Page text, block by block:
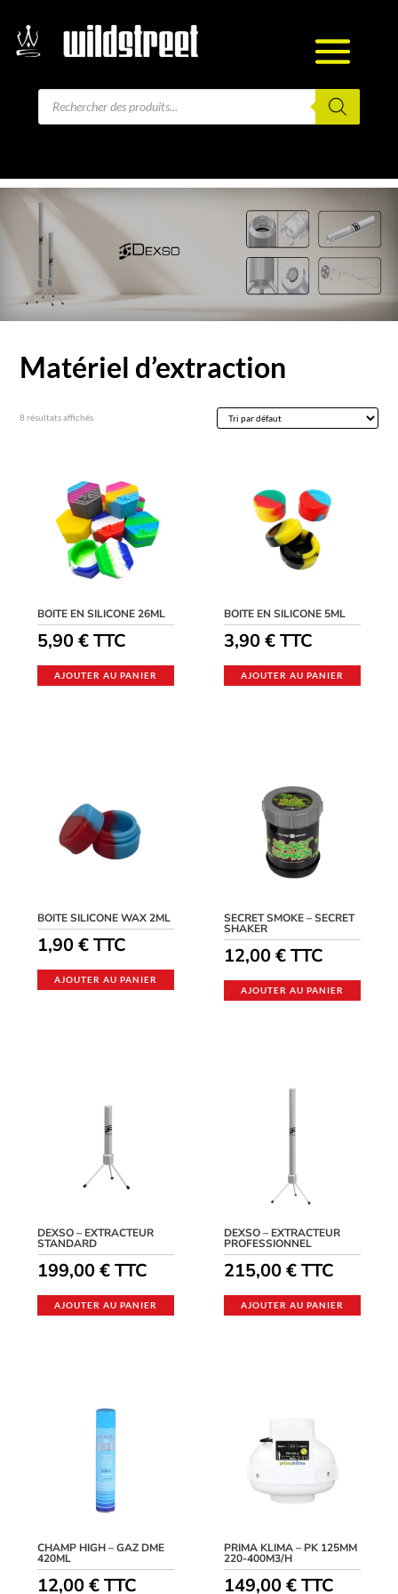
Recherche
Matériel d’extraction
8 résultats affichés
BOITE EN SILICONE 26ML
5,90€ TTC
AJOUTER AU PANIER
BOITE EN SILICONE 5ML
3,90€TTC
AJOUTER AU PANIER
BOITE SILICONE WAX 2ML
1,90€ TTC
AJOUTER AU PANIER
SECRET SMOKE – SECRET
SHAKER
12,00€TTC
AJOUTER AU PANIER
DEXSO – EXTRACTEUR
STANDARD
199,00€ TTC
AJOUTER AU PANIER
DEXSO – EXTRACTEUR
PROFESSIONNEL
215,00€TTC
AJOUTER AU PANIER
CHAMP HIGH – GAZ DME
420ML
12,00€ TTC
PRIMA KLIMA – PK 125MM
220-400M3/H
149,00€TTC